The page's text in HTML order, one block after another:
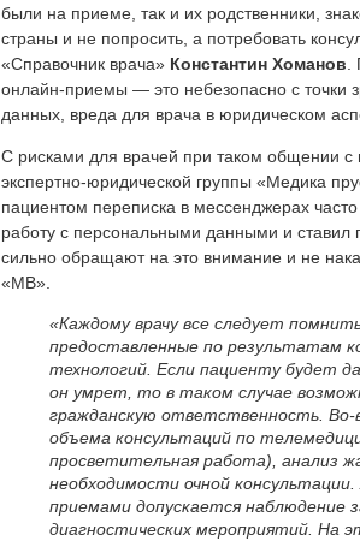
были на приеме, так и их родственники,
страны и не попросить, а потребовать
«Справочник врача» Константин Хоманов.
онлайн-приемы — это небезопасно с точки
данных, вреда для врача в юридическом
С рисками для врачей при таком общении
экспертно-юридической группы «Медика
пациентом переписка в мессенджерах
работу с персональными данными и ставил
сильно обращают на это внимание и не
«МВ».
«Каждому врачу все следует
предоставленные по результатам
технологий. Если пациенту будет
он умрет, то в таком случае
гражданскую ответственность. Во-
объема консультаций по
просветительная работа), анализ
необходимости очной
приемами допускается наблюдение
диагностических мероприятий. На